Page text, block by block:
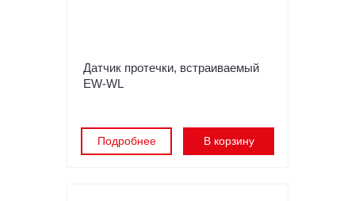
Датчик протечки, встраиваемый
EW-WL
Подробнее В корзину